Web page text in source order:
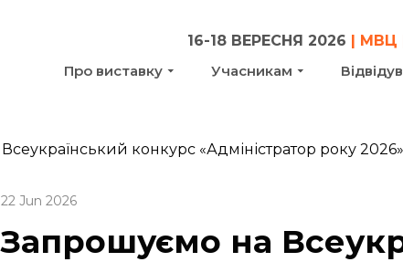
16-18 ВЕРЕСНЯ 2026 | МВЦ |
Про виставку
Учасникам
22 Jun 2026
Запрошуємо на